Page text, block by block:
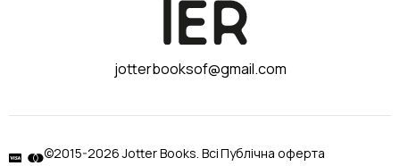
jotterbooksof@gmail.com
©2015-2026 Jotter Books. ВсіПублічна оферта